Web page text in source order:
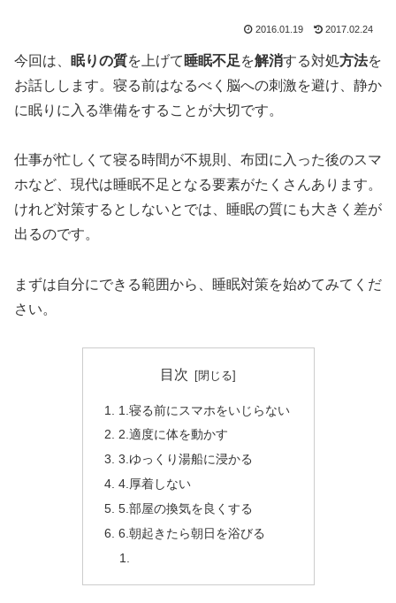
2016.01.19 2017.02.24
今回は、 眠りの質を上げて 睡眠不足 を解消する対処方法を
お話しします。寝る前はなるべく脳への刺激を避け、静か
に眠りに入る準備をすることが大切です。
仕事が忙しくて寝る時間が不規則、布団に入った後のスマ
ホなど、現代は睡眠不足となる要素がたくさんあります。
けれど対策するとしないとでは、睡眠の質にも大きく差が
出るのです。
まずは自分にできる範囲から、睡眠対策を始めてみてくだ
さい。
目次
1.寝る前にスマホをいじらない
2.適度に体を動かす
3.ゆっくり湯船に浸かる
4.厚着しない
5.部屋の換気を良くする
6.朝起きたら朝日を浴びる